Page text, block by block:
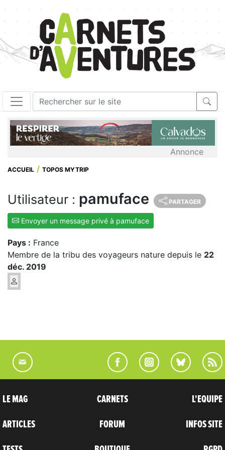
Annonce
ACCUEIL TOPOS MYTRIP
Utilisateur : pamuface PARTAGER
Envoyer un message privé à pamuface
Pays : France
Membre de la tribu des voyageurs nature depuis le 22
déc. 2019
LE MAG
ARTICLES
CARNETS
FORUM
L'EQUIPE
INFOS SITE